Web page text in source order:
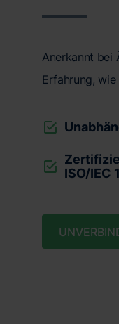
Anerkannt bei
Erfahrung,
ISO/IEC